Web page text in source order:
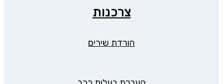
צרכנות
הורדת שירים